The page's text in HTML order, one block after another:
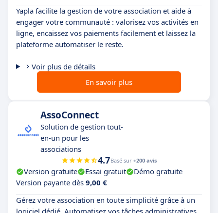
Yapla facilite la gestion de votre association et aide à
engager votre communauté : valorisez vos activités en
ligne, encaissez vos paiements facilement et laissez la
plateforme automatiser le reste.
Voir plus de détails
En savoir plus
AssoConnect
Solution de gestion tout-
en-un pour les
associations
4.7Basé sur +200 avis
Version gratuite Essai gratuit
Démo gratuite
Version payante dès 9,00 €
Gérez votre association en toute simplicité grâce à un